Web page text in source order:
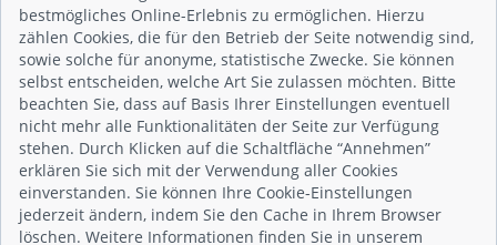
Studie: Digitalisierungsbarometer
Initiative gegen Fake-Bewertungen
Kunden Informationen
Beratungsgespräch vereinbaren
Impressum
Datenschutz
AGB
Nutzungsbedingungen
bestmögliches Online-Erlebnis zu ermöglichen. Hierzu
zählen Cookies, die für den Betrieb der Seite notwendig sind,
sowie solche für anonyme, statistische Zwecke. Sie können
selbst entscheiden, welche Art Sie zulassen möchten. Bitte
beachten Sie, dass auf Basis Ihrer Einstellungen eventuell
nicht mehr alle Funktionalitäten der Seite zur Verfügung
stehen. Durch Klicken auf die Schaltfläche “Annehmen”
erklären Sie sich mit der Verwendung aller Cookies
einverstanden. Sie können Ihre Cookie-Einstellungen
jederzeit ändern, indem Sie den Cache in Ihrem Browser
löschen. Weitere Informationen finden Sie in unserem